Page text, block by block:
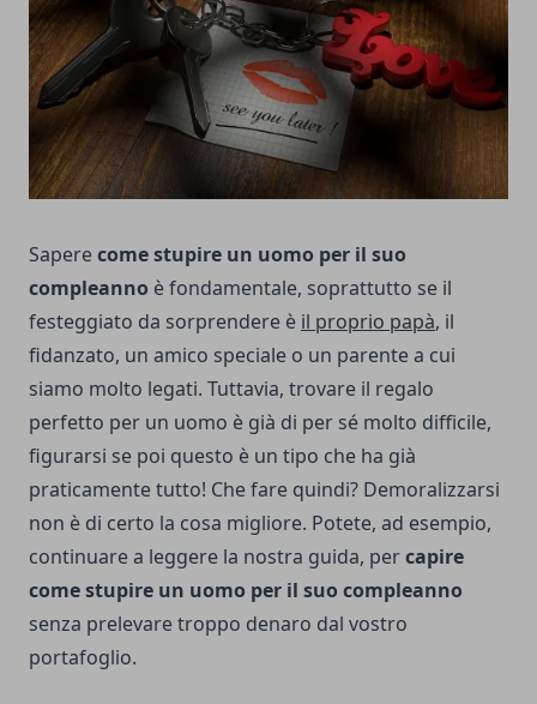
Saperecome stupire un uomo per il suo
compleanno è fondamentale, soprattutto se il
festeggiato da sorprendere è il proprio papà, il
fidanzato, un amico speciale o un parente a cui
siamo molto legati. Tuttavia, trovare il regalo
perfetto per un uomo è già di per sé molto difficile,
figurarsi se poi questo è un tipo che ha già
praticamente tutto! Che fare quindi? Demoralizzarsi
non è di certo la cosa migliore. Potete, ad esempio,
continuare a leggere la nostra guida, percapire
come stupire un uomo per il suo compleanno
senza prelevare troppo denaro dal vostro
portafoglio.